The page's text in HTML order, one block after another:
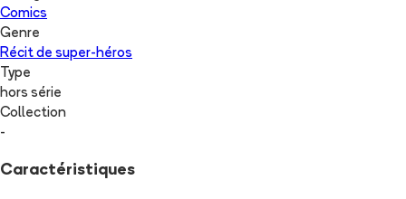
Comics
Genre
Récit de super-héros
Type
hors série
Collection
-
Caractéristiques